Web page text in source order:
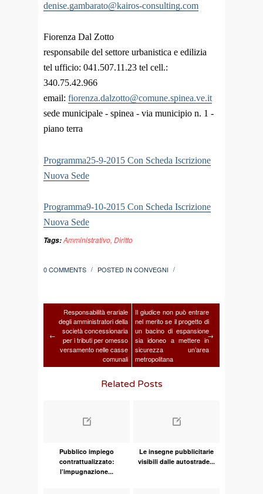
denise.gambarato@kairos-consulting.com
Fiorenza Dal Zotto
responsabile del settore urbanistica e edilizia
tel ufficio: 041.507.11.23 tel cell.:
340.75.42.966
email: fiorenza.dalzotto@comune.spinea.ve.it
sede municipale - spinea - via municipio n. 1 -
piano terra
Programma25-9-2015 Con Scheda Iscrizione
Nuova Sede
Programma9-10-2015 Con Scheda Iscrizione
Nuova Sede
Tags:Amministrativo, Diritto
0 COMMENTS / POSTED IN CONVEGNI /
←
Responsabilità erariale
degli amministratori della
società concessionaria
per i tributi per omesso
versamento nelle casse
comunali
Il giudice non può entrare
nel merito se il progetto di
un bacino di espansione
sia idoneo a mettere in
sicurezza un’area
metropolitana
→
Related Posts
Pubblico impiego
contrattualizzato:
l’impugnazione...
Le insegne pubblicitarie
visibili dalle autostrade...